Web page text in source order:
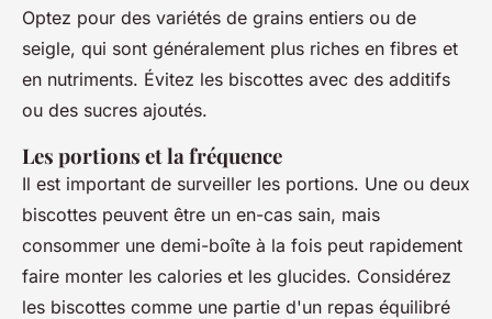
Optez pour des variétés de grains entiers ou de
seigle, qui sont généralement plus riches en fibres et
en nutriments. Évitez les biscottes avec des additifs
ou des sucres ajoutés.
Les portions et la fréquence
Il est important de surveiller les portions. Une ou deux
biscottes peuvent être un en-cas sain, mais
consommer une demi-boîte à la fois peut rapidement
faire monter les calories et les glucides. Considérez
les biscottes comme une partie d'un repas équilibré